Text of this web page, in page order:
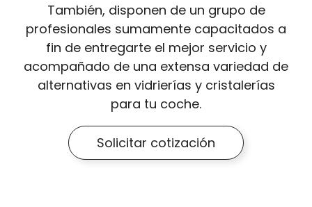
También, disponen de un grupo de
profesionales sumamente capacitados a
fin de entregarte el mejor servicio y
acompañado de una extensa variedad de
alternativas en vidrierías y cristalerías
para tu coche.
Solicitar cotización